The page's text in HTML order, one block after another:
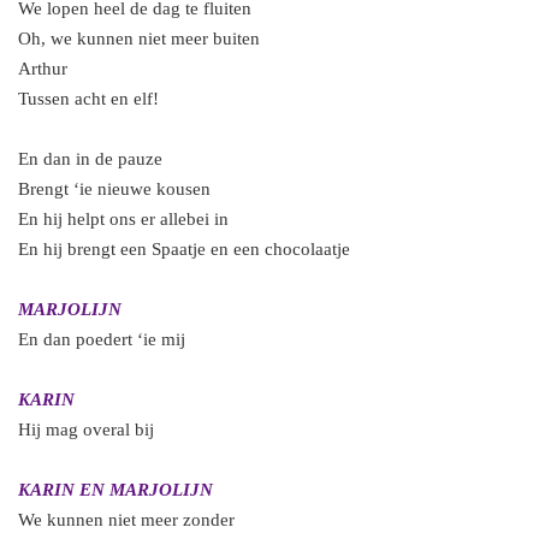
We lopen heel de dag te fluiten
Oh, we kunnen niet meer buiten
Arthur
Tussen acht en elf!
En dan in de pauze
Brengt ‘ie nieuwe kousen
En hij helpt ons er allebei in
En hij brengt een Spaatje en een chocolaatje
MARJOLIJN
En dan poedert ‘ie mij
KARIN
Hij mag overal bij
KARIN EN MARJOLIJN
We kunnen niet meer zonder